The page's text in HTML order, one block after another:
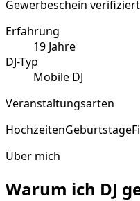
Gewerbeschein verifiziert
Erfahrung
19 Jahre
DJ-Typ
Mobile DJ
Veranstaltungsarten
HochzeitenGeburtstage
Über mich
Warum ich DJ